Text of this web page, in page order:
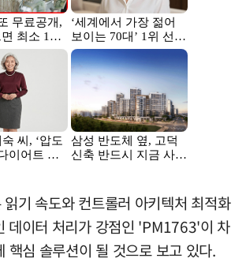
기 속도와 컨트롤러 아키텍처 최적화
데이터 처리가 강점인 'PM1763'이 차
핵심 솔루션이 될 것으로 보고 있다.